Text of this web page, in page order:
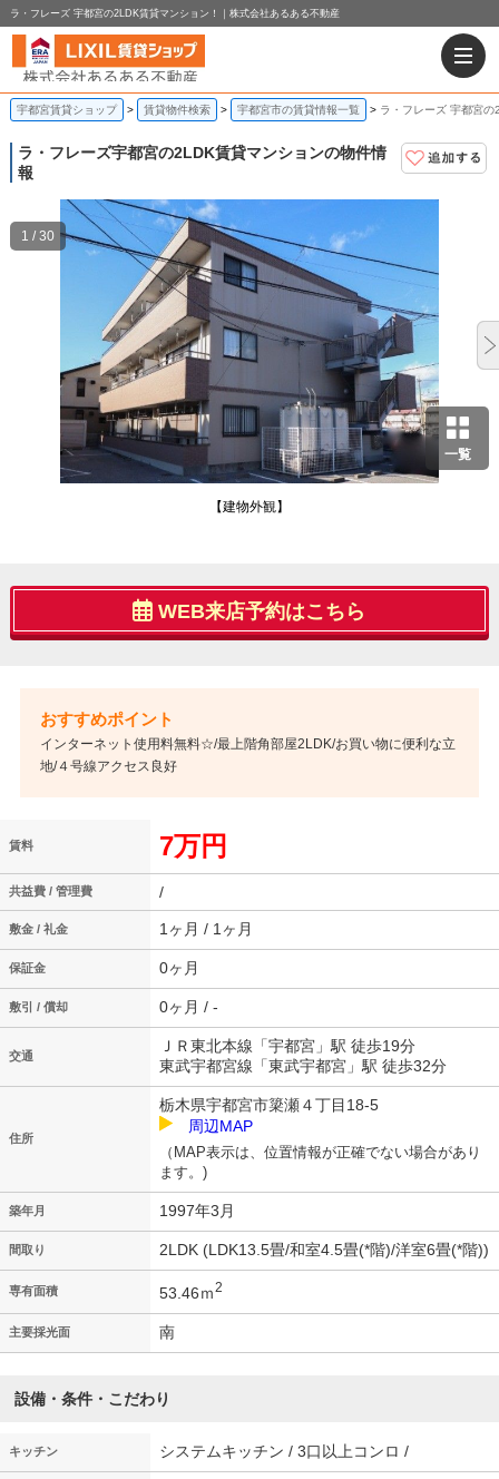
ラ・フレーズ 宇都宮の2LDK賃貸マンション！｜株式会社あるある不動産
宇都宮賃貸ショップ 賃貸物件検索 宇都宮市の賃貸情報一覧 ラ・フレーズ 宇都宮
ラ・フレーズ宇都宮の2LDK賃貸マンションの物件情
報
一覧
【建物外観】
1 / 30
WEB来店予約はこちら
インターネット使用料無料☆/最上階角部屋2LDK/お買い物に便利な立
地/４号線アクセス良好
賃料 7万円
共益費 / 管理費 /
敷金 / 礼金 1ヶ月 / 1ヶ月
保証金 0ヶ月
敷引 / 償却 0ヶ月 / -
交通
ＪＲ東北本線「宇都宮」駅 徒歩19分
東武宇都宮線「東武宇都宮」駅 徒歩32分
住所
栃木県宇都宮市簗瀬４丁目18-5
周辺MAP
（MAP表示は、位置情報が正確でない場合があり
ます。)
築年月 1997年3月
間取り 2LDK (LDK13.5畳/和室4.5畳(*階)/洋室6畳(*階))
専有面積 53.46ｍ2
主要採光面 南
設備・条件・こだわり
キッチン システムキッチン / 3口以上コンロ /